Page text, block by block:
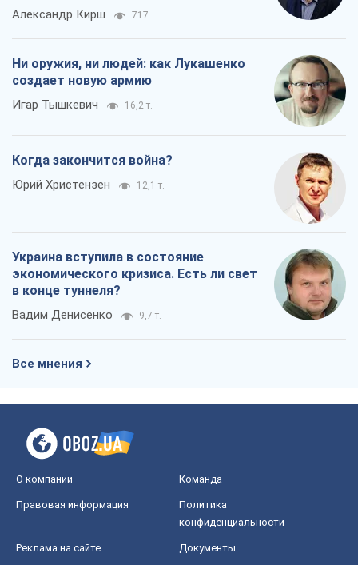
Александр Кирш 717
Ни оружия, ни людей: как Лукашенко
создает новую армию
Игар Тышкевич 16,2 т.
Когда закончится война?
Юрий Христензен 12,1 т.
Украина вступила в состояние
экономического кризиса. Есть ли свет
в конце туннеля?
Вадим Денисенко 9,7 т.
Все мнения
О компании Команда
Правовая информация
Политика
конфиденциальности
Реклама на сайте Документы